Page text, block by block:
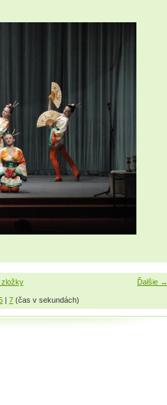
Ďalšie →
zložky
| 7 (čas v sekundách)